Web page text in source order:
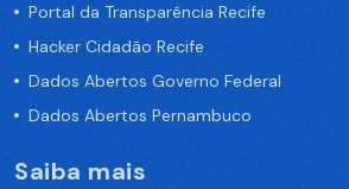
Portal da Transparência Recife
Hacker Cidadão Recife
Dados Abertos Governo Federal
Dados Abertos Pernambuco
Saiba mais